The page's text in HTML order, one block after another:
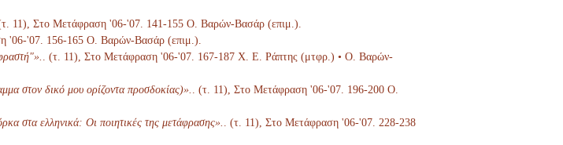
(τ. 11), Στο Μετάφραση '06-'07. 141-155 Ο. Βαρών-Βασάρ (επιμ.).
'06-'07. 156-165 Ο. Βαρών-Βασάρ (επιμ.).
. (τ. 11), Στο Μετάφραση '06-'07. 167-187 Χ. Ε. Ράπτης (μτφρ.) • Ο. Βαρών-
στον δικό μου ορίζοντα προσδοκίας)».
. (τ. 11), Στο Μετάφραση '06-'07. 196-200 Ο.
στα ελληνικά: Οι ποιητικές της μετάφρασης».
. (τ. 11), Στο Μετάφραση '06-'07. 228-238